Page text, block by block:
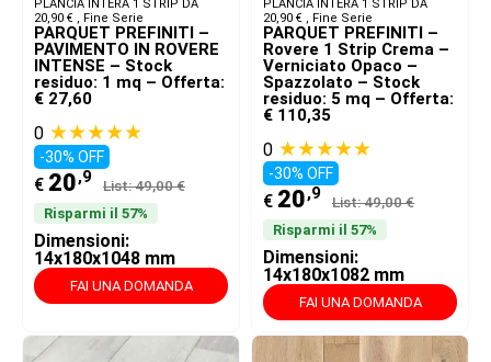
PLANCIA INTERA 1 STRIP DA
20,90 € ​ , Fine Serie
PARQUET PREFINITI –
PAVIMENTO IN ROVERE
INTENSE – Stock
residuo: 1 mq – Offerta:
€ 27,60
0 ★★★★★
-30% OFF
€ 20,9 List: 49,00 €
Risparmi il 57%
Dimensioni:
14x180x1048 mm
FAI UNA DOMANDA
PLANCIA INTERA 1 STRIP DA
20,90 € ​ , Fine Serie
PARQUET PREFINITI –
Rovere 1 Strip Crema –
Verniciato Opaco –
Spazzolato – Stock
residuo: 5 mq – Offerta:
€ 110,35
0 ★★★★★
-30% OFF
€ 20,9 List: 49,00 €
Risparmi il 57%
Dimensioni:
14x180x1082 mm
FAI UNA DOMANDA